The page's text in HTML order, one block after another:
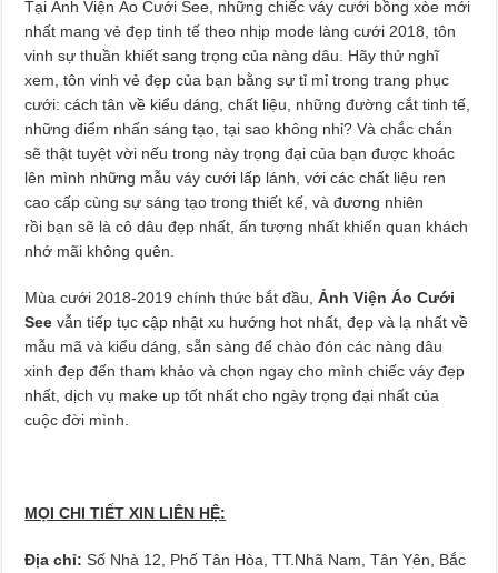
Tại Ảnh Viện Áo Cưới See, những chiếc váy cưới bồng xòe mới
nhất mang vẻ đẹp tinh tế theo nhịp mode làng cưới 2018, tôn
vinh sự thuần khiết sang trọng của nàng dâu. Hãy thử nghĩ
xem, tôn vinh vẻ đẹp của bạn bằng sự tỉ mỉ trong trang phục
cưới: cách tân về kiểu dáng, chất liệu, những đường cắt tinh tế,
những điểm nhấn sáng tạo, tại sao không nhỉ? Và chắc chắn
sẽ thật tuyệt vời nếu trong này trọng đại của bạn được khoác
lên mình những mẫu váy cưới lấp lánh, với các chất liệu ren
cao cấp cùng sự sáng tạo trong thiết kế, và đương nhiên
rồi bạn sẽ là cô dâu đẹp nhất, ấn tượng nhất khiến quan khách
nhớ mãi không quên.
Mùa cưới 2018-2019 chính thức bắt đầu,Ảnh Viện Áo Cưới
See vẫn tiếp tục cập nhật xu hướng hot nhất, đẹp và lạ nhất về
mẫu mã và kiểu dáng, sẵn sàng để chào đón các nàng dâu
xinh đẹp đến tham khảo và chọn ngay cho mình chiếc váy đẹp
nhất, dịch vụ make up tốt nhất cho ngày trọng đại nhất của
cuộc đời mình.
MỌI CHI TIẾT XIN LIÊN HỆ:
Địa chỉ: Số Nhà 12, Phố Tân Hòa, TT.Nhã Nam, Tân Yên, Bắc